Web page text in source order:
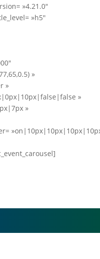
»4.21.0″
»h5″
»
»
»
»